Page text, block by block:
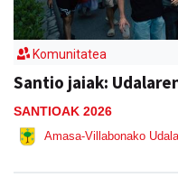
Komunitatea
Santio jaiak:
SANTIOAK 2026
Amasa-Villabonako Udala